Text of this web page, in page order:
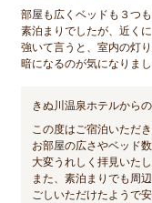
部屋も広くベッドも３つ
素泊まりでしたが、近く
強いて言うと、室内の灯
暗になるのが気になりまし
きぬ川温泉ホテルから
この度はご宿泊いただ
お部屋の広さやベッド
大変うれしく拝見いたし
また、素泊まりでも周
ごしいただけたようで